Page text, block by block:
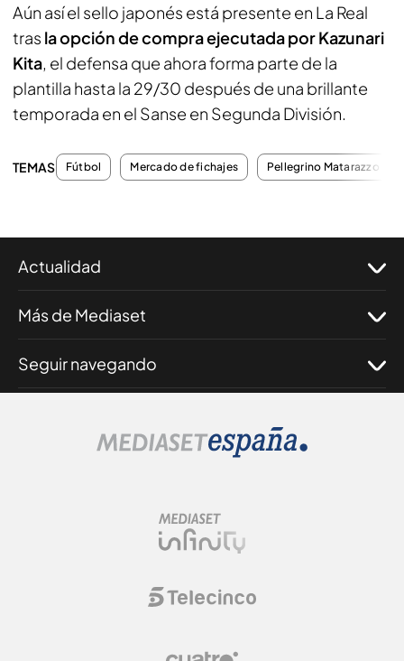
Aún así el sello japonés está presente en La Real
tras la opción de compra ejecutada por Kazunari
Kita, el defensa que ahora forma parte de la
plantilla hasta la 29/30 después de una brillante
temporada en el Sanse en Segunda División.
TEMAS Fútbol Mercado de fichajes Pellegrino Matarazzo
Actualidad
Más de Mediaset
Seguir navegando